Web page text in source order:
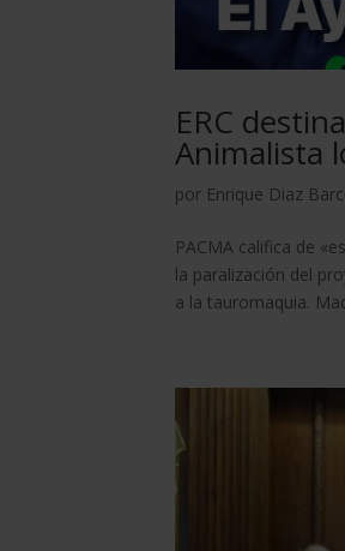
ERC
Animalista
por Enrique Diaz
PACMA califica de
la paralización del
a la tauromaquia.